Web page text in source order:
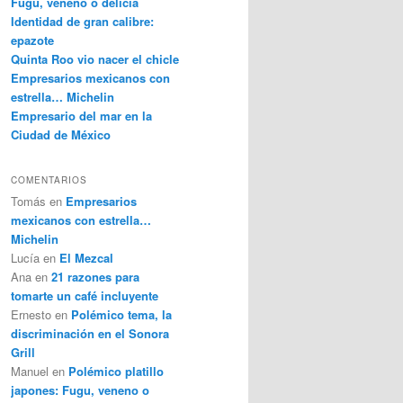
Identidad de gran calibre:
epazote
Quinta Roo vio nacer el chicle
Empresarios mexicanos con
estrella… Michelin
Empresario del mar en la
Ciudad de México
COMENTARIOS
Tomás en Empresarios
mexicanos con estrella…
Michelin
Lucía en El Mezcal
Ana en 21 razones para
tomarte un café incluyente
Ernesto en Polémico tema, la
discriminación en el Sonora
Grill
Manuel en Polémico platillo
japones: Fugu, veneno o